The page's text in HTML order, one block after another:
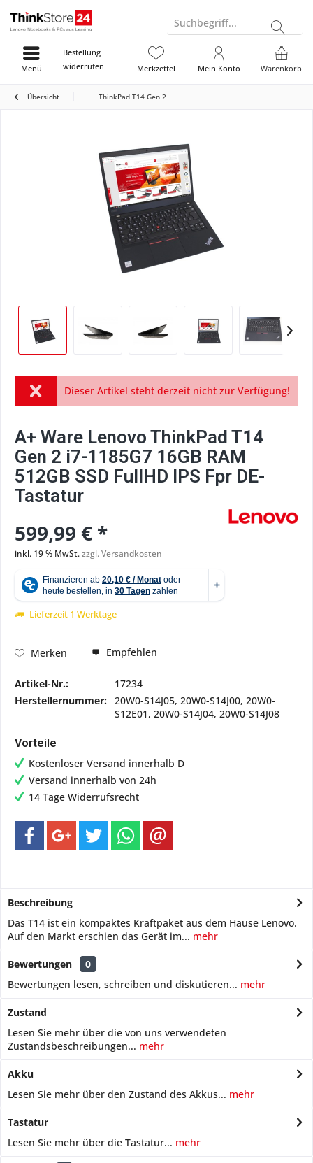
Suchbegriff...
Bestellung
widerrufen
Warenkorb
Merkzettel Mein Konto
Menü
Übersicht ThinkPad T14 Gen 2
Dieser Artikel steht derzeit nicht zur Verfügung!
A+ Ware Lenovo ThinkPad T14
Gen 2 i7-1185G7 16GB RAM
512GB SSD FullHD IPS Fpr DE-
Tastatur
599,99 € *
inkl. 19 % MwSt.zzgl. Versandkosten
Lieferzeit 1 Werktage
Merken Empfehlen
Artikel-Nr.:
17234
Herstellernummer: 20W0-S14J05, 20W0-S14J00, 20W0-
S12E01, 20W0-S14J04, 20W0-S14J08
Vorteile
Kostenloser Versand innerhalb D
Versand innerhalb von 24h
14 Tage Widerrufsrecht
Beschreibung
Das T14 ist ein kompaktes Kraftpaket aus dem Hause Lenovo.
Auf den Markt erschien das Gerät im... mehr
Bewertungen
0
Bewertungen lesen, schreiben und diskutieren... mehr
Zustand
Lesen Sie mehr über die von uns verwendeten
Zustandsbeschreibungen... mehr
Akku
Lesen Sie mehr über den Zustand des Akkus... mehr
Tastatur
Lesen Sie mehr über die Tastatur... mehr